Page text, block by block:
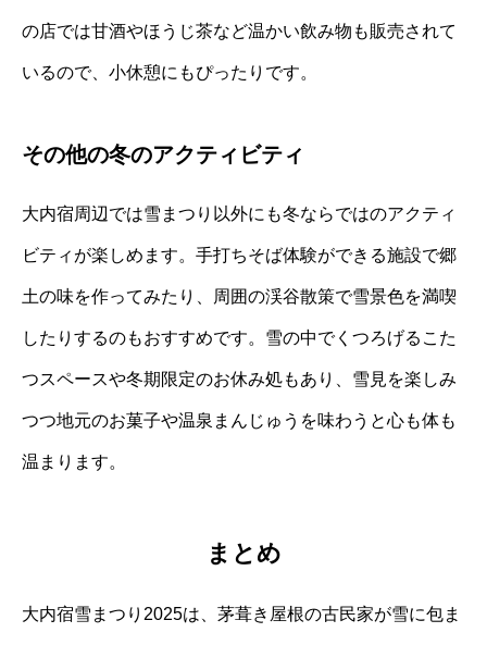
の店では甘酒やほうじ茶など温かい飲み物も販売されて
いるので、小休憩にもぴったりです。
その他の冬のアクティビティ
大内宿周辺では雪まつり以外にも冬ならではのアクティ
ビティが楽しめます。手打ちそば体験ができる施設で郷
土の味を作ってみたり、周囲の渓谷散策で雪景色を満喫
したりするのもおすすめです。雪の中でくつろげるこた
つスペースや冬期限定のお休み処もあり、雪見を楽しみ
つつ地元のお菓子や温泉まんじゅうを味わうと心も体も
温まります。
まとめ
大内宿雪まつり2025は、茅葺き屋根の古民家が雪に包ま